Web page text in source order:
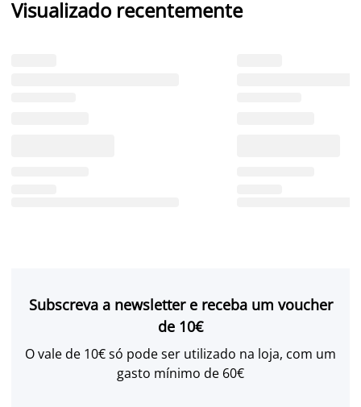
Visualizado recentemente
Subscreva a newsletter e receba um voucher
de 10€
O vale de 10€ só pode ser utilizado na loja, com um
gasto mínimo de 60€